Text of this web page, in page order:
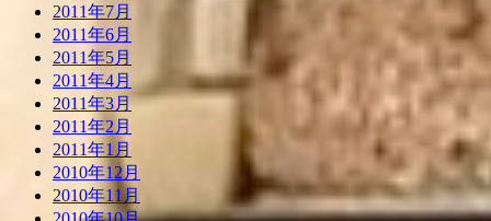
2011年7月
2011年6月
2011年5月
2011年4月
2011年3月
2011年2月
2011年1月
2010年12月
2010年11月